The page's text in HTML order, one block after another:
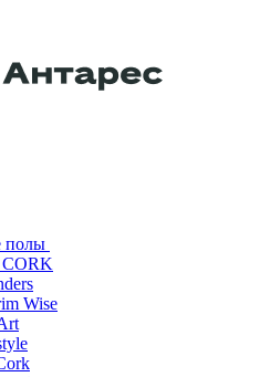
полы
Wise